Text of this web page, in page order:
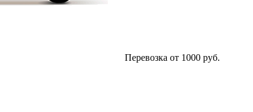
Перевозка от 1000 руб.